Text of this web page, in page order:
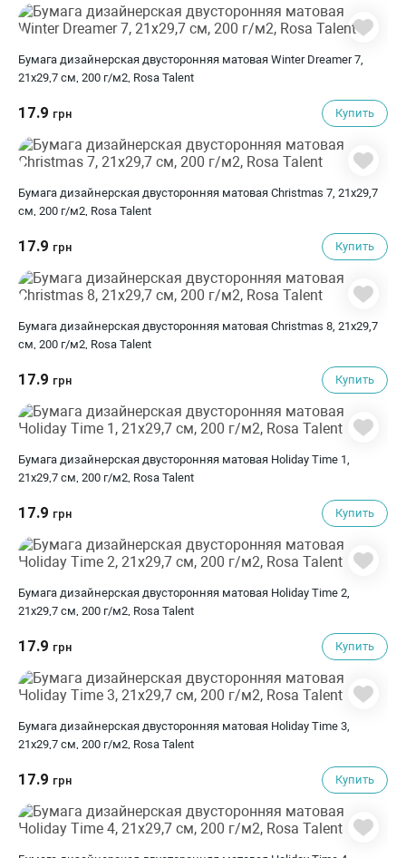
Бумага дизайнерская двусторонняя матовая Winter Dreamer 7,
21х29,7 см, 200 г/м2, Rosa Talent
17.9 грн Купить
Бумага дизайнерская двусторонняя матовая Christmas 7, 21х29,7
см, 200 г/м2, Rosa Talent
17.9 грн Купить
Бумага дизайнерская двусторонняя матовая Christmas 8, 21х29,7
см, 200 г/м2, Rosa Talent
17.9 грн Купить
Бумага дизайнерская двусторонняя матовая Holiday Time 1,
21х29,7 см, 200 г/м2, Rosa Talent
17.9 грн Купить
Бумага дизайнерская двусторонняя матовая Holiday Time 2,
21х29,7 см, 200 г/м2, Rosa Talent
17.9 грн Купить
Бумага дизайнерская двусторонняя матовая Holiday Time 3,
21х29,7 см, 200 г/м2, Rosa Talent
17.9 грн Купить